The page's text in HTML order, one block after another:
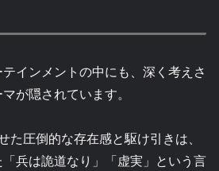
インメントの中にも、深く考えさ
が隠されています。
た圧倒的な存在感と駆け引きは、
兵は詭道なり」「虚実」という言